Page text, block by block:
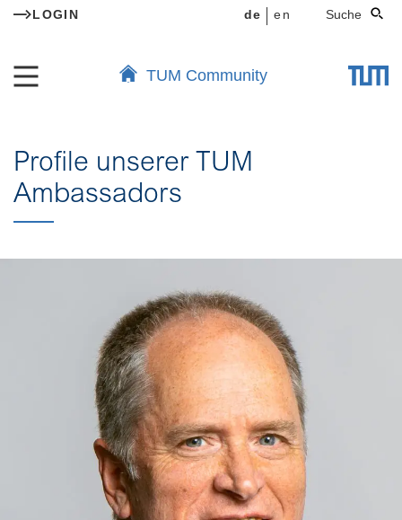
LOGIN de en Suche
TUM Community
Profile unserer TUM
Ambassadors